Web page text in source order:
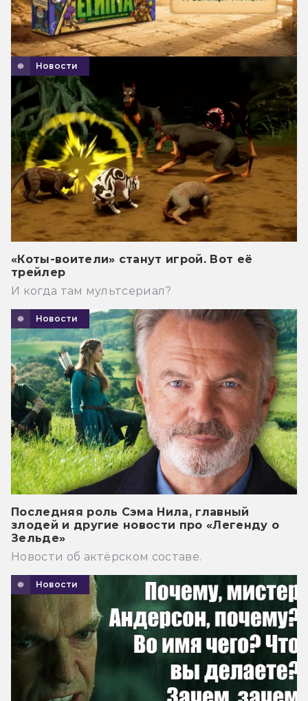
Новости
«Коты-воители» станут игрой. Вот её
трейлер
И когда там мультсериал?
Новости
Последняя роль Сэма Нила, главный
злодей и другие новости про «Легенду о
Зельде»
Новости об актёрском составе.
Новости